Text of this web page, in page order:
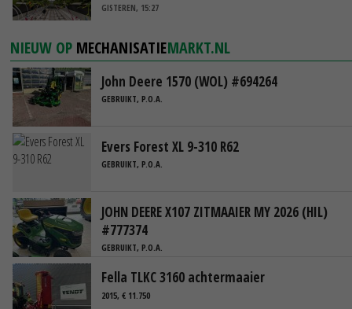
GISTEREN, 15:27
NIEUW OP MECHANISATIEMARKT.NL
John Deere 1570 (WOL) #694264
GEBRUIKT, P.O.A.
Evers Forest XL 9-310 R62
GEBRUIKT, P.O.A.
JOHN DEERE X107 ZITMAAIER MY 2026 (HIL)
#777374
GEBRUIKT, P.O.A.
Fella TLKC 3160 achtermaaier
2015, € 11.750